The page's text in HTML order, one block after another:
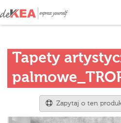
Tapety
Zapytaj o ten